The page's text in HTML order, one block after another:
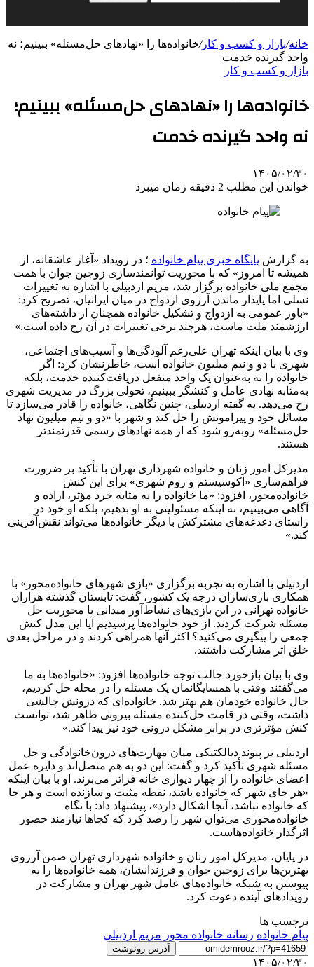
خانه/بازار و کسب و کار/خانواده‌ها را «نهادهای حل‌مسئله» ببینیم؛ نه
واحد گیرنده خدمت
بازار و کسب و کار
خانواده‌ها را «نهادهای حل‌مسئله» ببینیم؛
نه واحد گیرنده خدمت
۱۴۰۵/۰۲/۳۰
خواندن این مطلب 2 دقیقه زمان میبرد
به گزارش پایگاه خبری پیام خانواده ؛ در رویداد «آغاز عاشقانه، از
همیشه تا امروز» که با محوریت توانمندسازی زوجین جوان با همت
مجمع ملی خانواده برگزار شد، مریم اردبیلی با اشاره به تغییرات
نسلی اما پایدار ماندن آرزوی ازدواج در میان ایرانیان، تصریح کرد:
«باور عمومی به ازدواج و تشکیل خانواده همچنان از داشته‌های
ارزشمند ملت ماست، هرچند برخی تغییرات در آن رخ داده است.»
وی با بیان اینکه تهران علی‌رغم آلودگی‌ها و آسیب‌های اجتماعی،
شهری با دو و نیم میلیون خانواده است، خاطرنشان کرد: اگر
خانواده را نه به‌عنوان یک واحد منفعل دریافت‌کننده خدمت، بلکه
به‌مثابه نهادی عامل و کنشگر ببینیم، تحولی بزرگ در مدیریت شهری
رخ می‌دهد. به گفته اردبیلی، چنین نگاهی، خانواده را قادر می‌سازد تا
مسائل خود و پیرامونش را حل کند و شهر با «دو و نیم میلیون نهاد
حل‌مسئله» روبه‌رو شود که از همه نهادهای رسمی قدرتمندتر
هستند.
مدیرکل امور زنان و خانواده شهرداری تهران با تأکید بر ضرورت
فراهم‌سازی «اکوسیستم و زوم شهری» برای این کنش
خانواده‌محور، افزود: «ما خانواده را به مثابه خرد مؤثر، اراده و
آگاهی می‌بینیم، نه اینکه مسئولیتی به او بدهیم، بلکه او خود در
راستای دغدغه‌های مشترکش با دیگر خانواده‌ها می‌تواند نقش‌آفرینی
کند.»
اردبیلی با اشاره به تجربه برگزاری «بازی شهرهای خانواده‌محور» با
همکاری بازی‌سازان درجه یک کشور، گفت: تابستان گذشته هزاران
خانواده تهرانی در این بازی‌های نشاط‌آور میدانی با محوریت حل
مسئله شرکت کردند. از خود خانواده‌ها پرسیدیم آیا این مدل کنش
جمعی را پیگیری می‌کنید؟ اکثر آنها همراهی کردند و در مراحل بعدی
خلق اثر مشارکت داشتند.
وی با بیان بازخورد جالب توجه خانواده‌ها افزود: «خانواده‌ها به ما
می‌گفتند وقتی با همسایگانمان یک مسئله را در محله حل کردیم،
حال خانواده خودمان هم بهتر شد. خانواده‌ای که درونش چالشی
داشت، وقتی در قامت حل‌کننده مسئله بیرونی ظاهر شد، توانست
کنش مؤثرتری در برابر مشکل درونی خود نیز پیدا کند.»
اردبیلی بر پیوند دیالکتیکی میان مهارت‌های درون‌خانوادگی و حل
مسئله شهری تأکید کرد و گفت: این دو به هم متصل‌اند و دایره عمل
اعضای خانواده را از چهار دیواری خانه فراتر می‌برند. او با بیان اینکه
«هر جای شهر که خانواده باشد، نقطه مثبت و سازنده است و هر جا
که خانواده نباشد، آنجا اشکال دارد»، پیشنهاد داد: با نگاه
خانواده‌محوری می‌توان شهر را رصد کرد که کجاها نیازمند حضور
اثرگذار خانواده‌هاست.
در پایان، مدیرکل امور زنان و خانواده شهرداری تهران ضمن آرزوی
بهترین‌ها برای زوجین جوان و فرزندانشان، همه خانواده‌ها را به
پیوستن به شبکه خانواده‌های عامل شهر تهران و مشارکت در
رویدادهای آینده دعوت کرد.
برچسب ها
پیام خانواده رسانه خانواده محور مریم اردبیلی
آدرس رونوشت
۱۴۰۵/۰۲/۳۰